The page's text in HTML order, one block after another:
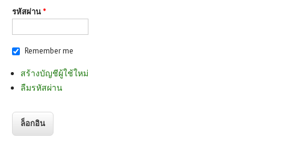
รหัสผ่าน *
Remember me
สร้างบัญชีผู้ใช้ใหม่
ลืมรหัสผ่าน